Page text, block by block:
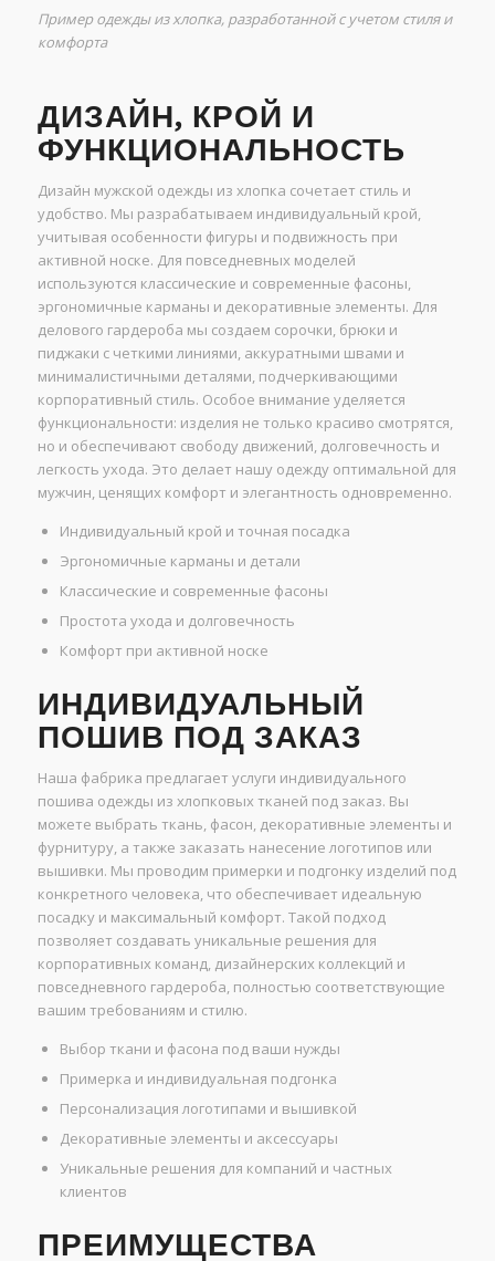
Пример одежды из хлопка, разработанной с учетом стиля и
комфорта
ДИЗАЙН, КРОЙ И
ФУНКЦИОНАЛЬНОСТЬ
Дизайн мужской одежды из хлопка сочетает стиль и
удобство. Мы разрабатываем индивидуальный крой,
учитывая особенности фигуры и подвижность при
активной носке. Для повседневных моделей
используются классические и современные фасоны,
эргономичные карманы и декоративные элементы. Для
делового гардероба мы создаем сорочки, брюки и
пиджаки с четкими линиями, аккуратными швами и
минималистичными деталями, подчеркивающими
корпоративный стиль. Особое внимание уделяется
функциональности: изделия не только красиво смотрятся,
но и обеспечивают свободу движений, долговечность и
легкость ухода. Это делает нашу одежду оптимальной для
мужчин, ценящих комфорт и элегантность одновременно.
Индивидуальный крой и точная посадка
Эргономичные карманы и детали
Классические и современные фасоны
Простота ухода и долговечность
Комфорт при активной носке
ИНДИВИДУАЛЬНЫЙ
ПОШИВ ПОД ЗАКАЗ
Наша фабрика предлагает услуги индивидуального
пошива одежды из хлопковых тканей под заказ. Вы
можете выбрать ткань, фасон, декоративные элементы и
фурнитуру, а также заказать нанесение логотипов или
вышивки. Мы проводим примерки и подгонку изделий под
конкретного человека, что обеспечивает идеальную
посадку и максимальный комфорт. Такой подход
позволяет создавать уникальные решения для
корпоративных команд, дизайнерских коллекций и
повседневного гардероба, полностью соответствующие
вашим требованиям и стилю.
Выбор ткани и фасона под ваши нужды
Примерка и индивидуальная подгонка
Персонализация логотипами и вышивкой
Декоративные элементы и аксессуары
Уникальные решения для компаний и частных
клиентов
ПРЕИМУЩЕСТВА